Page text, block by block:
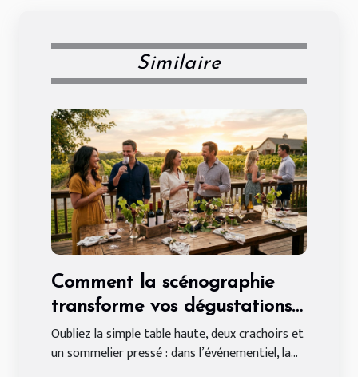
Similaire
Comment la scénographie
transforme vos dégustations
de vin événementielles
Oubliez la simple table haute, deux crachoirs et
un sommelier pressé : dans l’événementiel, la...